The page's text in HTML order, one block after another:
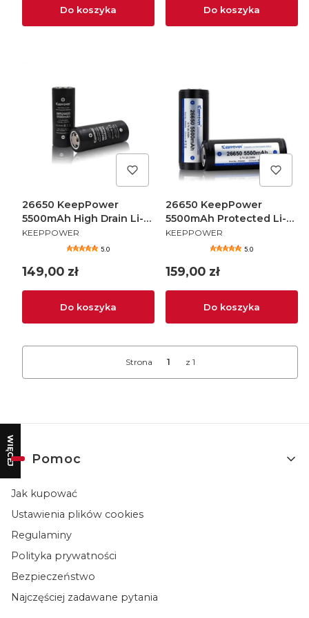
WIĘCEJ
Do koszyka Do koszyka
26650 KeepPower
5500mAh High Drain Li-
Ion 3,7V - 2 szt.
PRODUCENT
KEEPPOWER
5.0
Cena
149,00 zł
Do koszyka
26650 KeepPower
5500mAh Protected Li-
Ion 3,7V - 2 szt.
PRODUCENT
KEEPPOWER
5.0
Cena
159,00 zł
Do koszyka
Strona z 1
Linki w stopce
Pomoc
Jak kupować
Ustawienia plików cookies
Regulaminy
Polityka prywatności
Bezpieczeństwo
Najczęściej zadawane pytania